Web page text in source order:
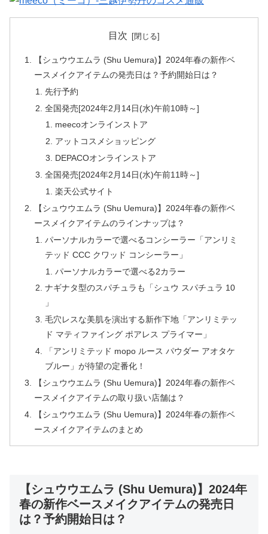
目次
【シュウウエムラ (Shu Uemura)】2024年春の新作ベ
ースメイクアイテムの発売日は？予約開始日は？
先行予約
全国発売[2024年2月14日(水)午前10時～]
meecoオンラインストア
アットコスメショッピング
DEPACOオンラインストア
全国発売[2024年2月14日(水)午前11時～]
楽天公式サイト
【シュウウエムラ (Shu Uemura)】2024年春の新作ベ
ースメイクアイテムのラインナップは？
パーソナルカラーで選べるコンシーラー「アンリミ
テッド CCC クワッド コンシーラー」
パーソナルカラーで選べる2カラー
ナギナタ型のスパチュラも「シュウ スパチュラ 10
」
毛穴レスな美肌を演出する新作下地「アンリミテッ
ド マティファイング ポアレス プライマー」
「アンリミテッド mopo ルース パウダー アオタケ
ブルー」が待望の定番化！
【シュウウエムラ (Shu Uemura)】2024年春の新作ベ
ースメイクアイテムの取り扱い店舗は？
【シュウウエムラ (Shu Uemura)】2024年春の新作ベ
ースメイクアイテムのまとめ
【シュウウエムラ (Shu Uemura)】2024年
春の新作ベースメイクアイテムの発売日
は？予約開始日は？